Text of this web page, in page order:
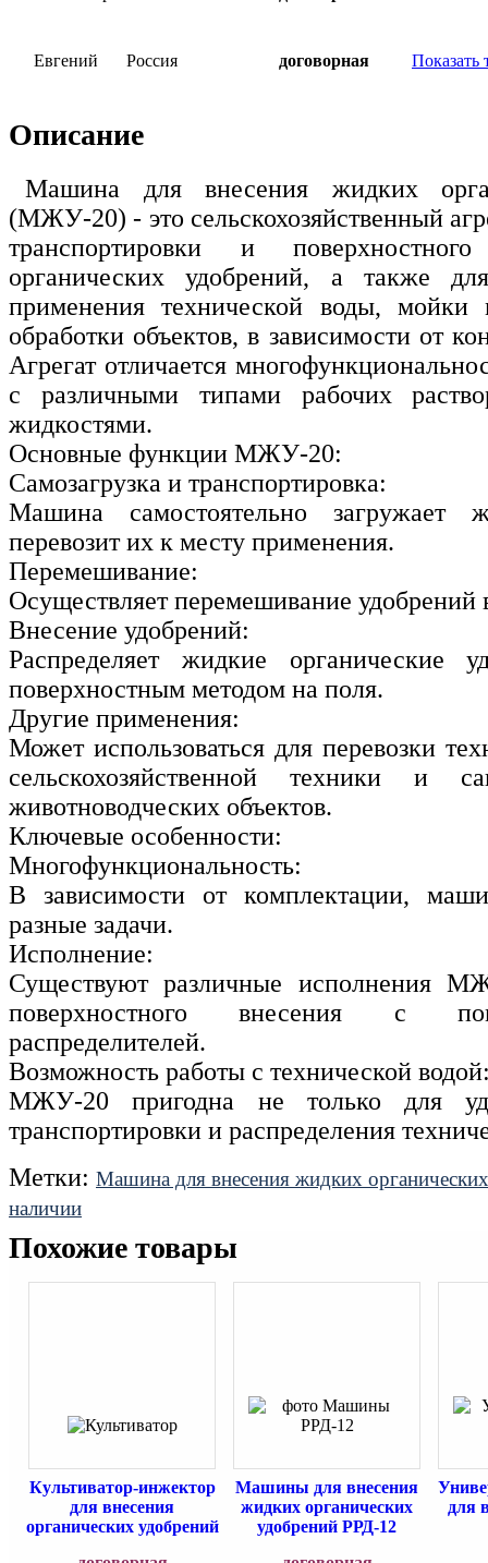
Евгений Россия договорная Показать
Описание
Машина для внесения жидких
(МЖУ-20) - это сельскохозяйственный
транспортировки и
органических удобрений, а также
применения технической воды,
обработки объектов, в зависимости от
Агрегат отличается
с различными типами рабочих
жидкостями.
Основные функции МЖУ-20:
Самозагрузка и транспортировка:
Машина самостоятельно загружает
перевозит их к месту применения.
Перемешивание:
Осуществляет перемешивание удобрений
Внесение удобрений:
Распределяет жидкие органические
поверхностным методом на поля.
Другие применения:
Может использоваться для перевозки
сельскохозяйственной техники и
животноводческих объектов.
Ключевые особенности:
Многофункциональность:
В зависимости от комплектации,
разные задачи.
Исполнение:
Существуют различные исполнения
поверхностного внесения с
распределителей.
Возможность работы с технической
МЖУ-20 пригодна не только для
транспортировки и распределения
Метки: Машина для внесения жидких
наличии
Похожие товары
Культиватор-инжектор
для внесения
органических удобрений
Машины для внесения
жидких органических
удобрений РРД-12
для